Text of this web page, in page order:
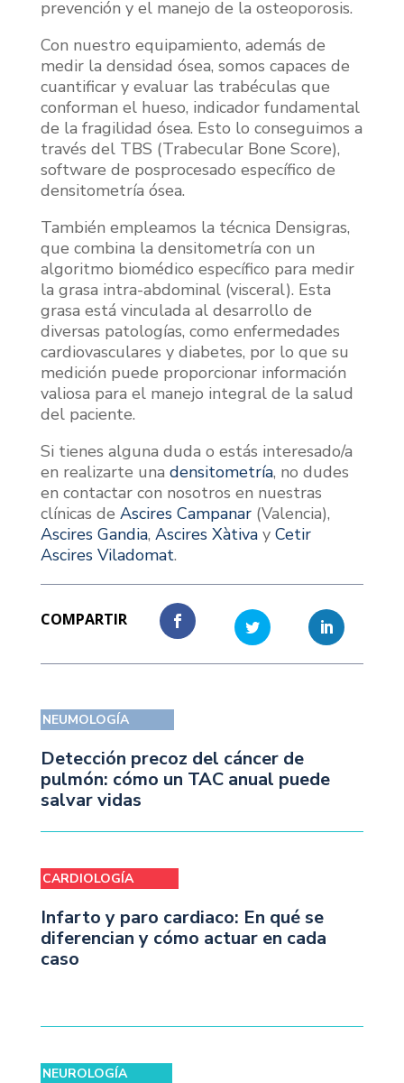
prevención y el manejo de la osteoporosis.
Con nuestro equipamiento, además de
medir la densidad ósea, somos capaces de
cuantificar y evaluar las trabéculas que
conforman el hueso, indicador fundamental
de la fragilidad ósea. Esto lo conseguimos a
través del TBS (Trabecular Bone Score),
software de posprocesado específico de
densitometría ósea.
También empleamos la técnica Densigras,
que combina la densitometría con un
algoritmo biomédico específico para medir
la grasa intra-abdominal (visceral). Esta
grasa está vinculada al desarrollo de
diversas patologías, como enfermedades
cardiovasculares y diabetes, por lo que su
medición puede proporcionar información
valiosa para el manejo integral de la salud
del paciente.
Si tienes alguna duda o estás interesado/a
en realizarte una densitometría, no dudes
en contactar con nosotros en nuestras
clínicas de Ascires Campanar(Valencia),
Ascires Gandia, Ascires Xàtivay Cetir
Ascires Viladomat.
NEUMOLOGÍA
Detección precoz del cáncer de
pulmón: cómo un TAC anual puede
salvar vidas
CARDIOLOGÍA
Infarto y paro cardiaco: En qué se
diferencian y cómo actuar en cada
caso
NEUROLOGÍA